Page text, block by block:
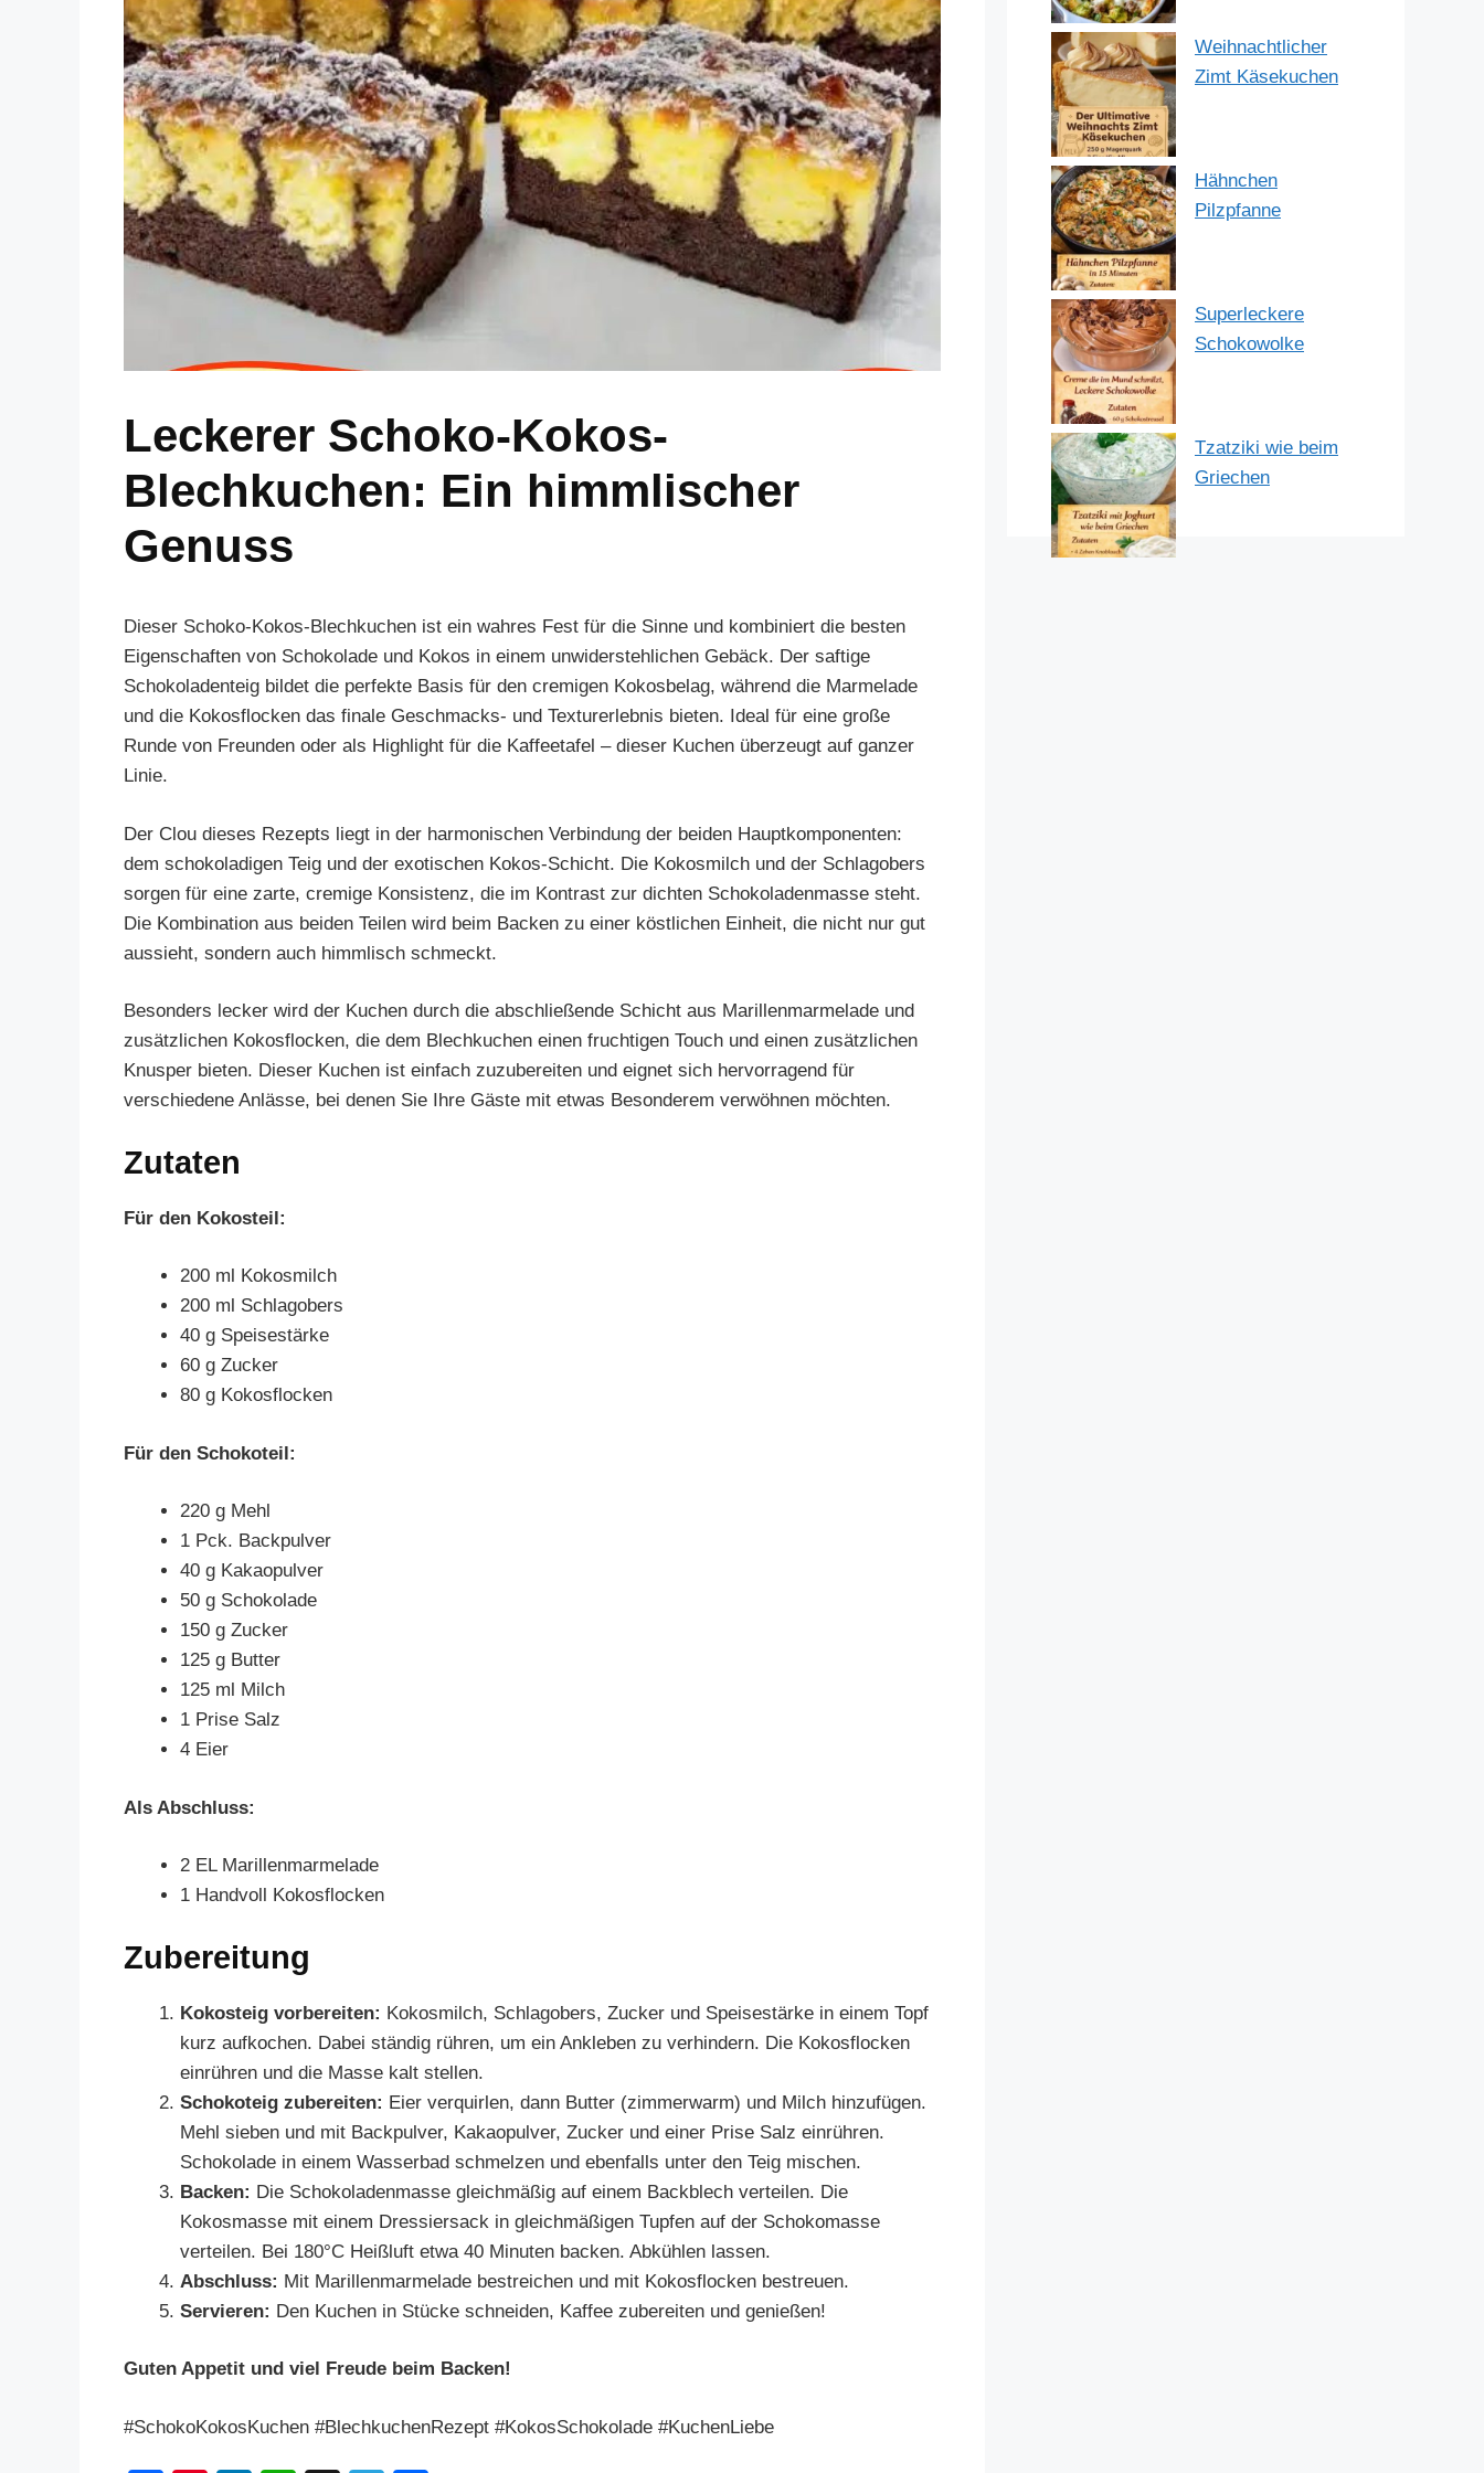
Leckerer Schoko-Kokos-
Blechkuchen: Ein himmlischer
Genuss
Dieser Schoko-Kokos-Blechkuchen ist ein wahres Fest für die Sinne und kombiniert die besten
Eigenschaften von Schokolade und Kokos in einem unwiderstehlichen Gebäck. Der saftige
Schokoladenteig bildet die perfekte Basis für den cremigen Kokosbelag, während die Marmelade
und die Kokosflocken das finale Geschmacks- und Texturerlebnis bieten. Ideal für eine große
Runde von Freunden oder als Highlight für die Kaffeetafel – dieser Kuchen überzeugt auf ganzer
Linie.
Der Clou dieses Rezepts liegt in der harmonischen Verbindung der beiden Hauptkomponenten:
dem schokoladigen Teig und der exotischen Kokos-Schicht. Die Kokosmilch und der Schlagobers
sorgen für eine zarte, cremige Konsistenz, die im Kontrast zur dichten Schokoladenmasse steht.
Die Kombination aus beiden Teilen wird beim Backen zu einer köstlichen Einheit, die nicht nur gut
aussieht, sondern auch himmlisch schmeckt.
Besonders lecker wird der Kuchen durch die abschließende Schicht aus Marillenmarmelade und
zusätzlichen Kokosflocken, die dem Blechkuchen einen fruchtigen Touch und einen zusätzlichen
Knusper bieten. Dieser Kuchen ist einfach zuzubereiten und eignet sich hervorragend für
verschiedene Anlässe, bei denen Sie Ihre Gäste mit etwas Besonderem verwöhnen möchten.
Zutaten
Für den Kokosteil:
200 ml Kokosmilch
200 ml Schlagobers
40 g Speisestärke
60 g Zucker
80 g Kokosflocken
Für den Schokoteil:
220 g Mehl
1 Pck. Backpulver
40 g Kakaopulver
50 g Schokolade
150 g Zucker
125 g Butter
125 ml Milch
1 Prise Salz
4 Eier
Als Abschluss:
2 EL Marillenmarmelade
1 Handvoll Kokosflocken
Zubereitung
Kokosteig vorbereiten: Kokosmilch, Schlagobers, Zucker und Speisestärke in einem Topf
kurz aufkochen. Dabei ständig rühren, um ein Ankleben zu verhindern. Die Kokosflocken
einrühren und die Masse kalt stellen.
Schokoteig zubereiten: Eier verquirlen, dann Butter (zimmerwarm) und Milch hinzufügen.
Mehl sieben und mit Backpulver, Kakaopulver, Zucker und einer Prise Salz einrühren.
Schokolade in einem Wasserbad schmelzen und ebenfalls unter den Teig mischen.
Backen: Die Schokoladenmasse gleichmäßig auf einem Backblech verteilen. Die
Kokosmasse mit einem Dressiersack in gleichmäßigen Tupfen auf der Schokomasse
verteilen. Bei 180°C Heißluft etwa 40 Minuten backen. Abkühlen lassen.
Abschluss: Mit Marillenmarmelade bestreichen und mit Kokosflocken bestreuen.
Servieren: Den Kuchen in Stücke schneiden, Kaffee zubereiten und genießen!
Guten Appetit und viel Freude beim Backen!
#SchokoKokosKuchen #BlechkuchenRezept #KokosSchokolade #KuchenLiebe
Weihnachtlicher
Zimt Käsekuchen
Hähnchen
Pilzpfanne
Superleckere
Schokowolke
Tzatziki wie beim
Griechen